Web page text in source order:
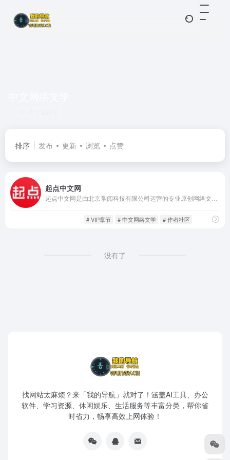
排序 发布 更新 浏览 点赞
起点中文网
# VIP章节 # 中文网络文学 # 作者社区
没有了
找网站太麻烦？来「我的导航」就对了！涵盖AI工具、办公
软件、学习资源、休闲娱乐、生活服务等丰富分类，帮你省
时省力，畅享高效上网体验！